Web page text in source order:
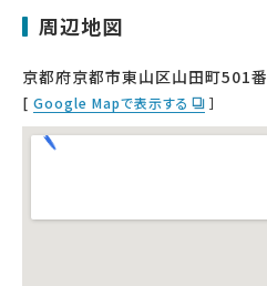
周辺地図
京都府京都市東山区山田町501番
[ Google Mapで表示する ］